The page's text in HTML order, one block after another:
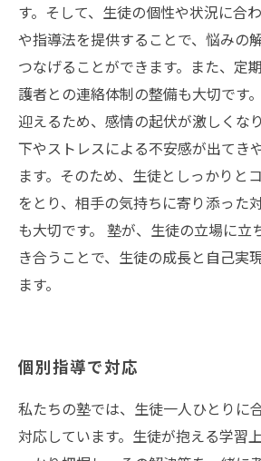
す。そして、生徒の個性や状況に合
や指導法を提供することで、悩みの
つなげることができます。また、定
護者との連絡体制の整備も大切です
迎えるため、感情の起伏が激しくな
下やストレスによる不安感が出てき
ます。そのため、生徒としっかりと
をとり、相手の気持ちに寄り添った
も大切です。 塾が、生徒の立場に立
き合うことで、生徒の成長と自己実
ます。
個別指導で対応
私たちの塾では、生徒一人ひとりに
対応しています。生徒が抱える学習